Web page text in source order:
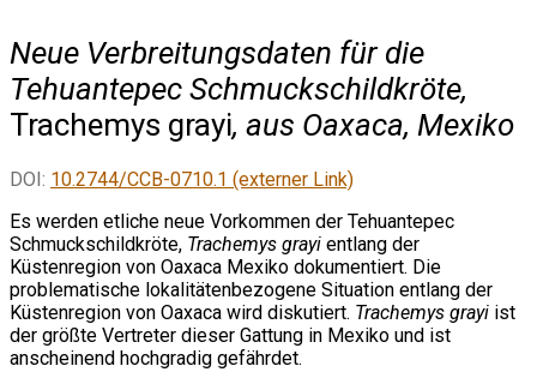
Neue Verbreitungsdaten für die
Tehuantepec Schmuckschildkröte,
Trachemys grayi, aus Oaxaca, Mexiko
DOI: 10.2744/CCB-0710.1 (externer Link)
Es werden etliche neue Vorkommen der Tehuantepec
Schmuckschildkröte, Trachemys grayi entlang der
Küstenregion von Oaxaca Mexiko dokumentiert. Die
problematische lokalitätenbezogene Situation entlang der
Küstenregion von Oaxaca wird diskutiert. Trachemys grayi ist
der größte Vertreter dieser Gattung in Mexiko und ist
anscheinend hochgradig gefährdet.